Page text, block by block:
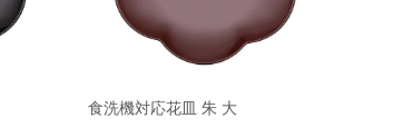
食洗機対応花皿 朱 大